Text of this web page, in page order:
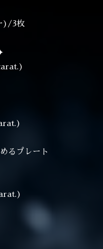
)/3枚
るプレート